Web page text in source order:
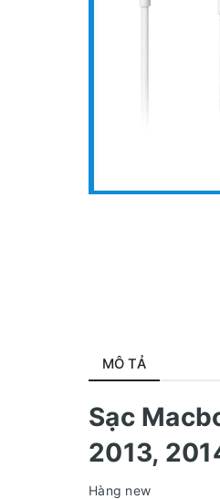
MÔ TẢ
Sạc
2013,
Hàng new